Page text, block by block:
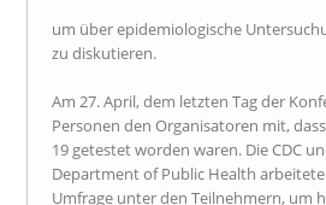
um über epidemiologische
zu diskutieren.
Am 27. April, dem letzten Tag der
Personen den Organisatoren mit,
19 getestet worden waren. Die CDC
Department of Public Health
Umfrage unter den Teilnehmern, um